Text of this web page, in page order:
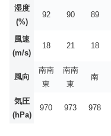
湿度
(%)
92 90 89
風速
(m/s)
18 21 18
風向
南南
東
南南
東
南
気圧
(hPa)
970 973 978